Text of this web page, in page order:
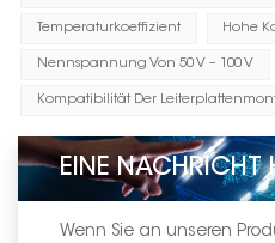
Temperaturkoeffizient Hohe
Nennspannung Von 50 V – 100 V
Kompatibilität Der
EINE NACHRICHT
Wenn Sie an unseren